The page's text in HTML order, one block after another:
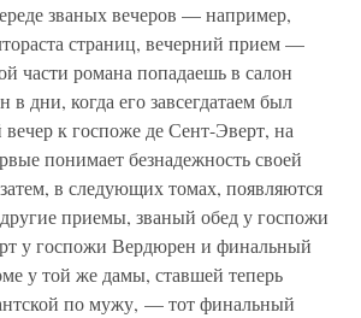
званых вечеров — например,
страниц, вечерний прием —
части романа попадаешь в салон
дни, когда его завсегдатаем был
к госпоже де Сент-Эверт, на
понимает безнадежность своей
в следующих томах, появляются
приемы, званый обед у госпожи
у госпожи Вердюрен и финальный
у той же дамы, ставшей теперь
по мужу, — тот финальный